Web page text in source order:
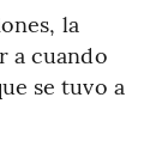
la
a cuando
se tuvo a